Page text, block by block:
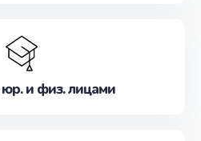
юр. и физ. лицами